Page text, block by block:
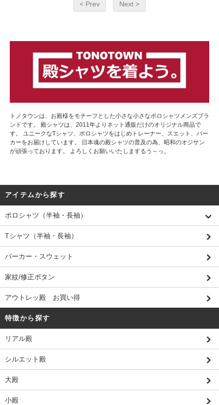
< Prev Next >
トノタウンは、お殿様をモチーフとした小さな小さなポロシャツメンズブラ
ンドです。 殿シャツは、2011年よりネット通販だけのオリジナル商品で
す。 ユニークなTシャツ、ポロシャツをはじめトレーナー、スエット、パー
カーをお届けしています。 日本魂の殿シャツの普及の為、昭和のオジサン
が頑張っております。 よろしくお願いいたしまするう～っ。
アイテムから探す
ポロシャツ（半袖・長袖）
Tシャツ（半袖・長袖）
パーカー・スウェット
家紋/修正ボタン
アウトレッ殿 お買い得
特徴から探す
リアル殿
シルエット殿
大殿
小殿